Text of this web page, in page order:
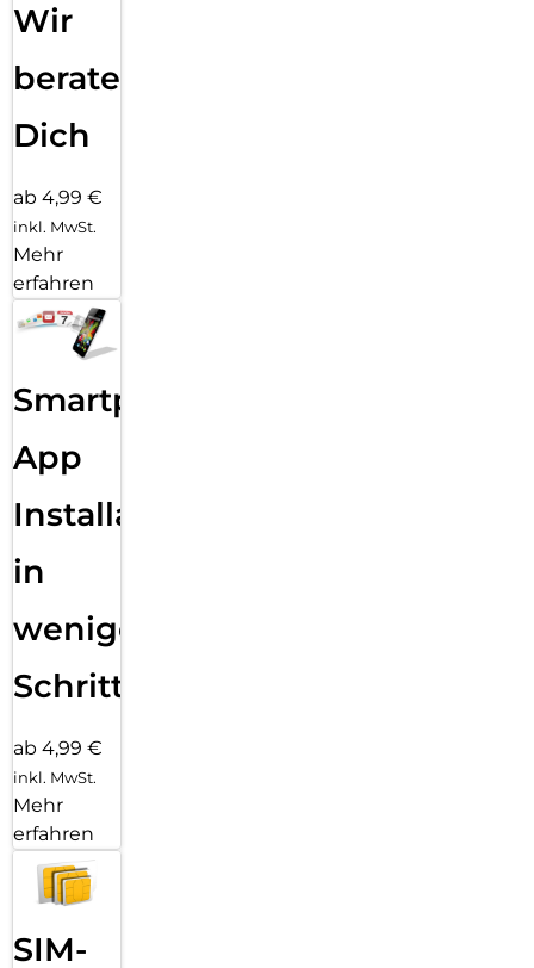
Wir
beraten
Dich
ab 4,99 €
inkl. MwSt.
Mehr
erfahren
Smartphone
App
Installation
in
wenigen
Schritten
ab 4,99 €
inkl. MwSt.
Mehr
erfahren
SIM-